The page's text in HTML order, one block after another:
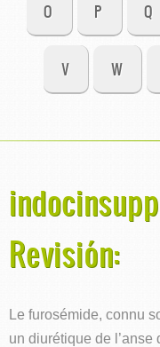
O P Q
V W
Revisión:
Le furosémide, connu
un diurétique de